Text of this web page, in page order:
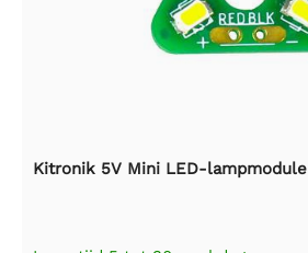
Kitronik 5V Mini LED-lampmodule